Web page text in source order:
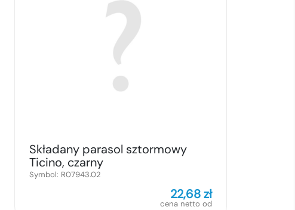
Składany parasol sztormowy
Ticino, czarny
Symbol: R07943.02
22,68zł
cena netto od